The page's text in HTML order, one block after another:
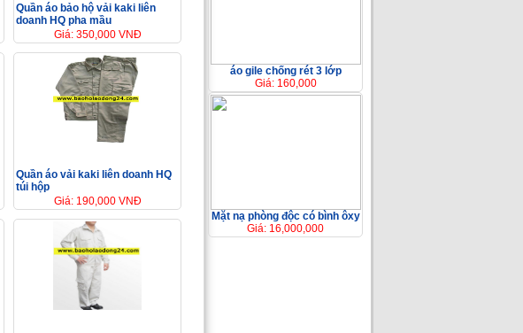
Quần áo bảo hộ vải kaki liên
doanh HQ pha mầu
Giá: 350,000 VNĐ
Quần áo vải kaki liên doanh HQ
túi hộp
Giá: 190,000 VNĐ
áo gile chống rét 3 lớp
Giá: 160,000
Mặt nạ phòng độc có bình ôxy
Giá: 16,000,000